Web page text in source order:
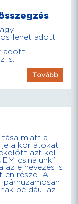
lehet adott
adott
is.
Tovább
miatt a
a korlátokat
azt kell
csinálunk”.
az elnevezés is
részei. A
például az